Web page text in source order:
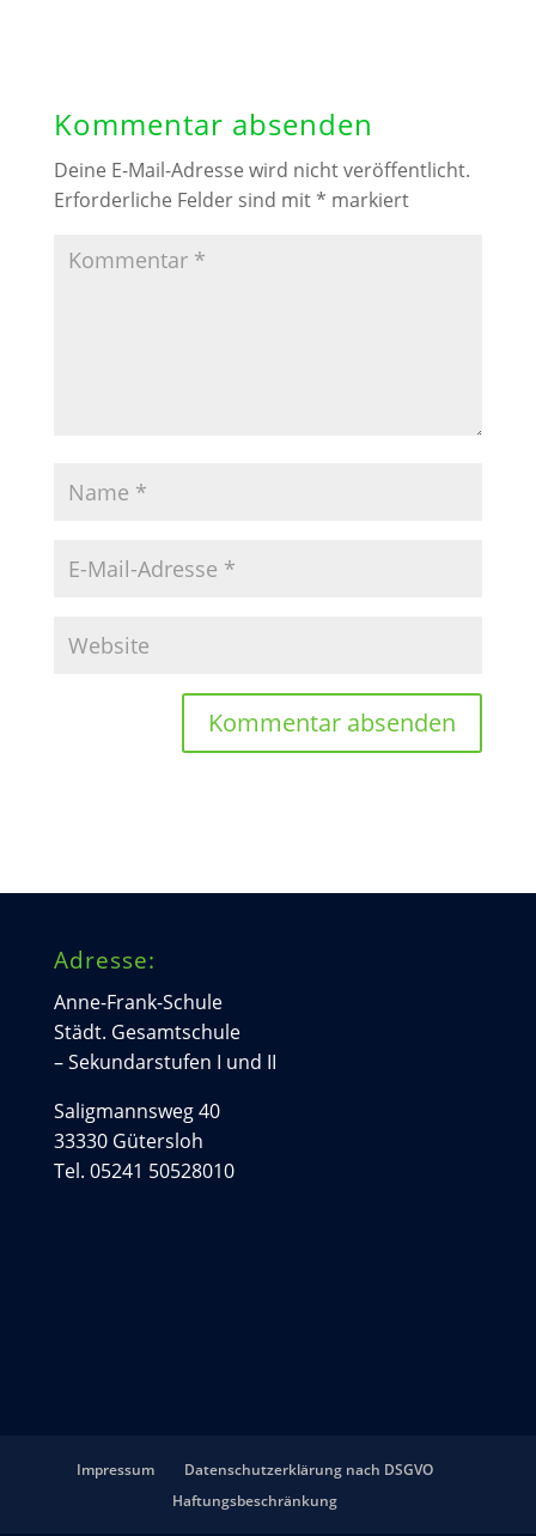
Kommentar absenden
Deine E-Mail-Adresse wird nicht veröffentlicht.
Erforderliche Felder sind mit* markiert
Adresse:
Anne-Frank-Schule
Städt. Gesamtschule
– Sekundarstufen I und II
Saligmannsweg 40
33330 Gütersloh
Tel. 05241 50528010
Impressum
Datenschutzerklärung nach DSGVO
Haftungsbeschränkung